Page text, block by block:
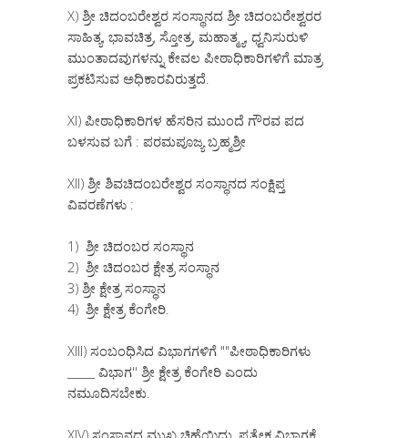
X) ಶ್ರೀ ಚಿದಂಬರೇಶ್ವರ ಸಂಸ್ಥಾನದ ಶ್ರೀ ಚಿದಂಬರೇಶ್ವರರ
ಸಾಹಿತ್ಯ, ಭಾವಚಿತ್ರ, ಸ್ತೋತ್ರ, ಮಹಾತ್ಮ್ಯ, ಧ್ವನಿಸುರುಳಿ
ಮುಂತಾದವುಗಳನ್ನು ಕೇವಲ ಪೀಠಾಧಿಕಾರಿಗಳಿಗೆ ಮಾತ್ರ
ಪ್ರಕಟಿಸುವ ಅಧಿಕಾರವಿರುತ್ತದೆ.
XI) ಪೀಠಾಧಿಕಾರಿಗಳ ಹೆಸರಿನ ಮುಂದೆ ಗೌರವ ಪದ
ಬಳಸುವ ಬಗೆ : ಪರಮಪೂಜ್ಯ ಬ್ರಹ್ಮಶ್ರೀ
XII) ಶ್ರೀ ಶಿವಚಿದಂಬರೇಶ್ವರ ಸಂಸ್ಥಾನದ ಸಂಕ್ಷಿಪ್ತ
ವಿವರಣೆಗಳು :
1) ಶ್ರೀ ಚಿದಂಬರ ಸಂಸ್ಥಾನ
2) ಶ್ರೀ ಚಿದಂಬರ ಕ್ಷೇತ್ರ ಸಂಸ್ಥಾನ
3) ಶ್ರೀ ಕ್ಷೇತ್ರ ಸಂಸ್ಥಾನ
4) ಶ್ರೀ ಕ್ಷೇತ್ರ ಕೆಂಗೇರಿ.
XIII) ಸಂಬಂಧಿಸಿದ ವಿಭಾಗಗಳಿಗೆ ""ಪೀಠಾಧಿಕಾರಿಗಳು
_____ ವಿಭಾಗ'' ಶ್ರೀ ಕ್ಷೇತ್ರ ಕೆಂಗೇರಿ ಎಂದು
ನಮೂದಿಸಬೇಕು.
XIV) ಸಂಸ್ಥಾನದ ಮುಖ್ಯ ಚಿಹ್ನೆಯಿದ್ದು, ಪ್ರತ್ಯೇಕ ವಿಭಾಗಕ್ಕೆ